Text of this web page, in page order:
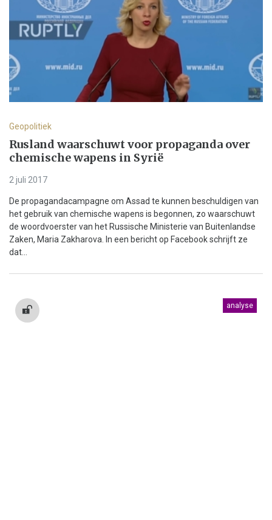
Geopolitiek
Rusland waarschuwt voor propaganda over
chemische wapens in Syrië
2 juli 2017
De propagandacampagne om Assad te kunnen beschuldigen van
het gebruik van chemische wapens is begonnen, zo waarschuwt
de woordvoerster van het Russische Ministerie van Buitenlandse
Zaken, Maria Zakharova. In een bericht op Facebook schrijft ze
dat...
analyse